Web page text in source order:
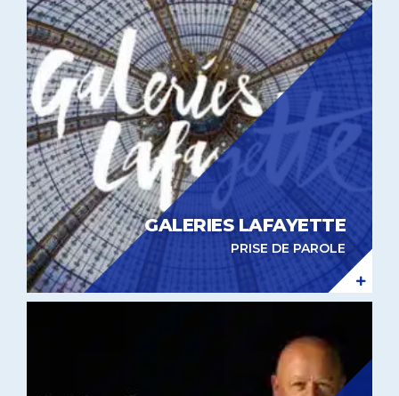
GALERIES LAFAYETTE
PRISE DE PAROLE